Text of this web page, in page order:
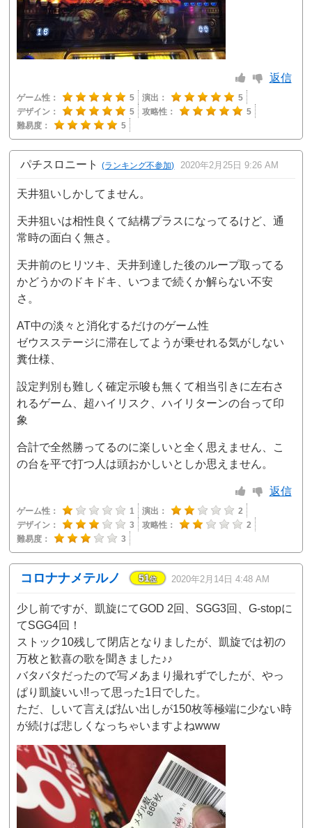
返信
ゲーム性： 5 演出：
5
デザイン：
5 攻略性：
5
難易度：
5
パチスロニート (ランキング不参加) 2020年2月25日 9:26 AM
天井狙いしかしてません。
天井狙いは相性良くて結構プラスになってるけど、通
常時の面白く無さ。
天井前のヒリツキ、天井到達した後のループ取ってる
かどうかのドキドキ、いつまで続くか解らない不安
さ。
AT中の淡々と消化するだけのゲーム性
ゼウスステージに滞在してようが乗せれる気がしない
糞仕様、
設定判別も難しく確定示唆も無くて相当引きに左右さ
れるゲーム、超ハイリスク、ハイリターンの台って印
象
合計で全然勝ってるのに楽しいと全く思えません、こ
の台を平で打つ人は頭おかしいとしか思えません。
返信
ゲーム性： 1 演出：
2
デザイン：
3 攻略性：
2
難易度：
3
コロナナメテルノ 51位 2020年2月14日 4:48 AM
少し前ですが、凱旋にてGOD 2回、SGG3回、G-stopに
てSGG4回！
ストック10残して閉店となりましたが、凱旋では初の
万枚と歓喜の歌を聞きました♪♪
バタバタだったので写メあまり撮れずでしたが、やっ
ぱり凱旋いい!!って思った1日でした。
ただ、しいて言えば払い出しが150枚等極端に少ない時
が続けば悲しくなっちゃいますよねwww